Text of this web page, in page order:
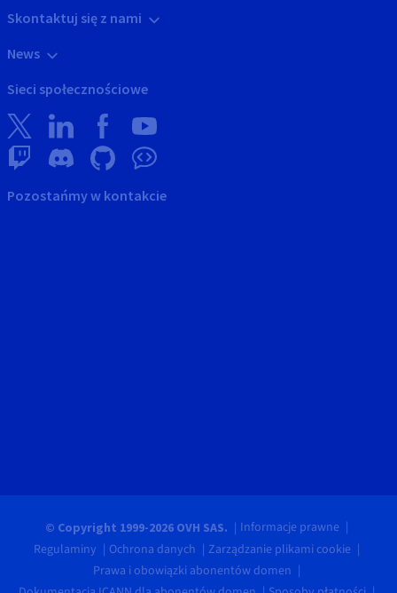
Skontaktuj się z nami
News
Sieci społecznościowe
Pozostańmy w kontakcie
© Copyright 1999-2026 OVH SAS.
Informacje prawne
Regulaminy
Ochrona danych
Zarządzanie plikami cookie
Prawa i obowiązki abonentów domen